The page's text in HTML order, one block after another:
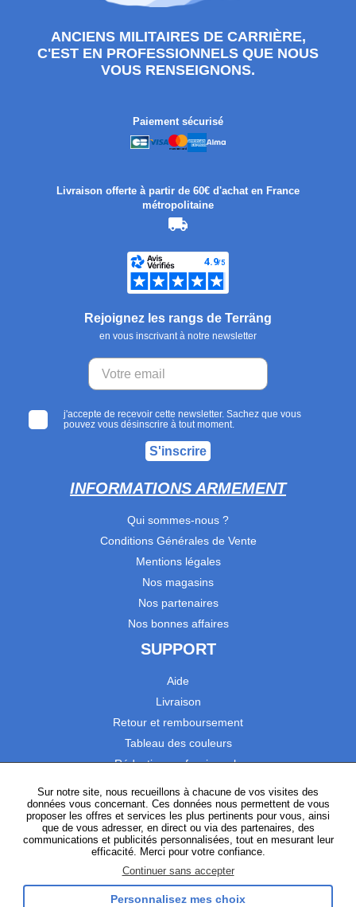
ANCIENS MILITAIRES DE CARRIÈRE,
C'EST EN PROFESSIONNELS QUE NOUS
VOUS RENSEIGNONS.
Paiement sécurisé
Livraison offerte à partir de 60€ d'achat en France
métropolitaine
Rejoignez les rangs de Terräng
en vous inscrivant à notre newsletter
j'accepte de recevoir cette newsletter. Sachez que vous
pouvez vous désinscrire à tout moment.
S'inscrire
INFORMATIONS ARMEMENT
Qui sommes-nous ?
Conditions Générales de Vente
Mentions légales
Nos magasins
Nos partenaires
Nos bonnes affaires
SUPPORT
Aide
Livraison
Retour et remboursement
Tableau des couleurs
Réduction professionnels
Satisfaction Clients
SUIVEZ-NOUS
Sur notre site, nous recueillons à chacune de vos visites des
données vous concernant. Ces données nous permettent de vous
proposer les offres et services les plus pertinents pour vous, ainsi
que de vous adresser, en direct ou via des partenaires, des
communications et publicités personnalisées, tout en mesurant leur
efficacité. Merci pour votre confiance.
Continuer sans accepter
Personnalisez mes choix